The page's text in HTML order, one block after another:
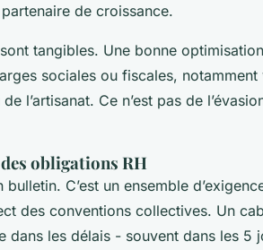
de croissance.
tangibles. Une bonne
sociales ou fiscales,
l’artisanat. Ce n’est pas de
obligations RH
bulletin. C’est un ensemble
des conventions collectives. Un
dans les délais - souvent dans les 5